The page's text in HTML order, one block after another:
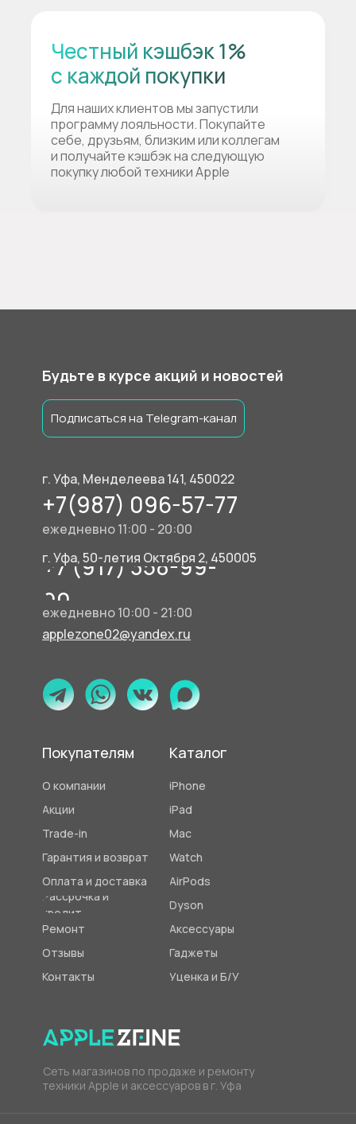
Для наших клиентов мы запустили
программу лояльности. Покупайте
себе, друзьям, близким или коллегам
и получайте кэшбэк на следующую
покупку любой техники Apple
Честный кэшбэк 1%
с каждой покупки
О компании
Будьте в курсе акций и новостей
Акции
Trade-in
Сеть магазинов по продаже и ремонту
техники Apple и аксессуаров в г. Уфа
Гарантия и возврат
Оплата и доставка
г. Уфа, Менделеева 141, 450022
Рассрочка и
кредит
+7(987) 096-57-77
Ремонт
г. Уфа, 50-летия Октября 2, 450005
Отзывы
+7 (917) 358-99-
90
Контакты
ежедневно 10:00 - 21:00
Покупателям
applezone02@yandex.ru
iPhone
iPad
Mac
Watch
AirPods
Каталог
Подписаться на Telegram-канал
Аксессуары
Гаджеты
Уценка и Б/У
Dyson
ежедневно 11:00 - 20:00